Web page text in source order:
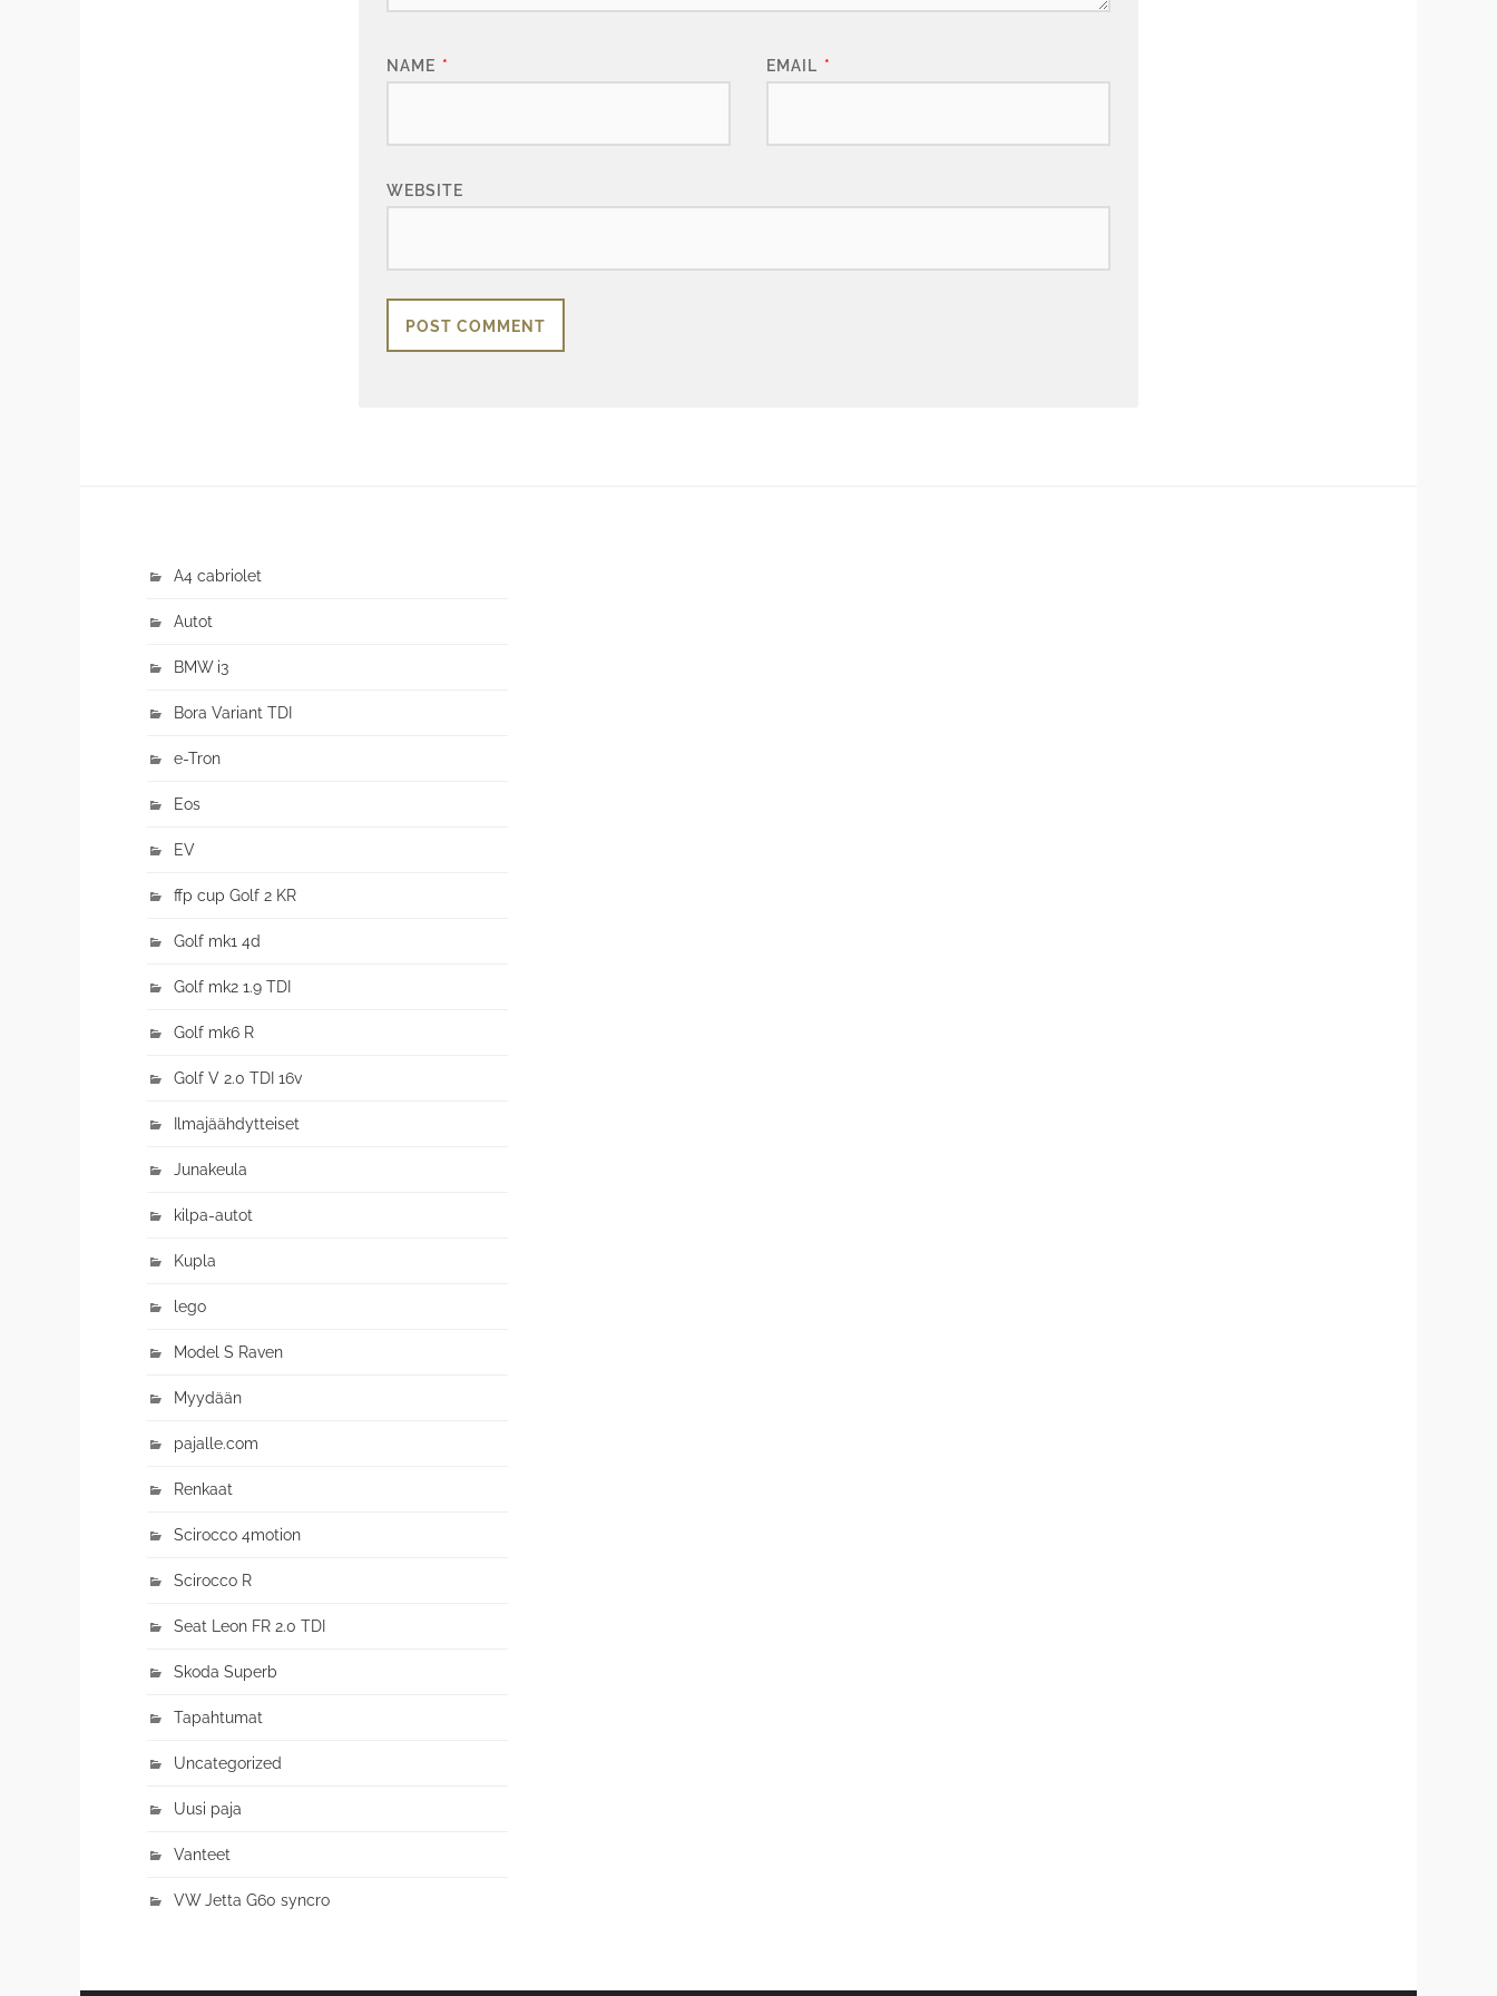
NAME * EMAIL *
WEBSITE
A4 cabriolet
Autot
BMW i3
Bora Variant TDI
e-Tron
Eos
EV
ffp cup Golf 2 KR
Golf mk1 4d
Golf mk2 1.9 TDI
Golf mk6 R
Golf V 2.0 TDI 16v
Ilmajäähdytteiset
Junakeula
kilpa-autot
Kupla
lego
Model S Raven
Myydään
pajalle.com
Renkaat
Scirocco 4motion
Scirocco R
Seat Leon FR 2.0 TDI
Skoda Superb
Tapahtumat
Uncategorized
Uusi paja
Vanteet
VW Jetta G60 syncro